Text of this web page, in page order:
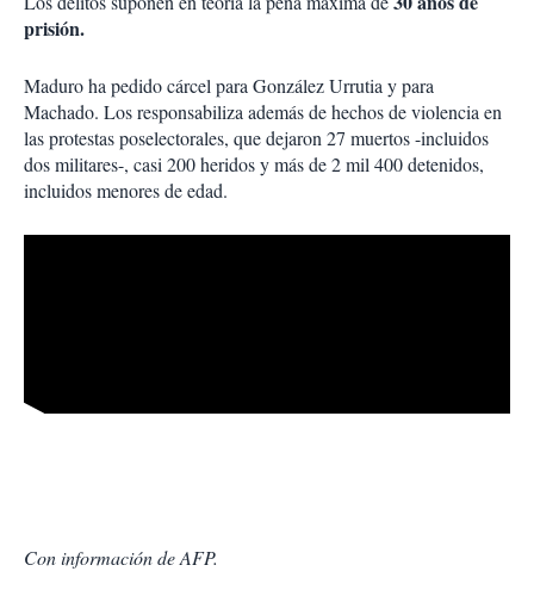
prisión.
Maduro ha pedido cárcel para González Urrutia y para
Machado. Los responsabiliza además de hechos de violencia en
las protestas poselectorales, que dejaron 27 muertos -incluidos
dos militares-, casi 200 heridos y más de 2 mil 400 detenidos,
incluidos menores de edad.
Con información de AFP.